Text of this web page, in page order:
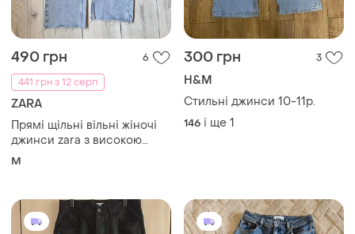
490 грн
6
441 грн з 12 серп
ZARA
Прямі щільні вільні жіночі
джинси zara з високою
посадкою
M
300 грн 3
H&M
Стильні джинси 10-11р.
146 і ще 1